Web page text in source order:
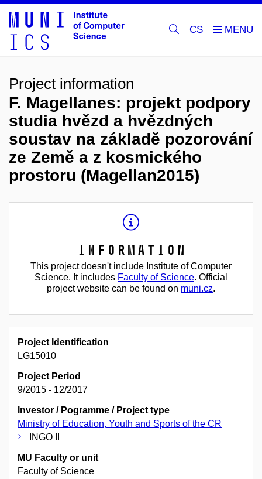
CS
Project information
F. Magellanes: projekt podpory
studia hvězd a hvězdných
soustav na základě pozorování
ze Země a z kosmického
prostoru (Magellan2015)
Information
This project doesn't include Institute of Computer
Science. It includes Faculty of Science. Official
project website can be found on muni.cz.
Project Identification
LG15010
Project Period
9/2015 - 12/2017
Investor / Pogramme / Project type
Ministry of Education, Youth and Sports of the CR
INGO II
MU Faculty or unit
Faculty of Science